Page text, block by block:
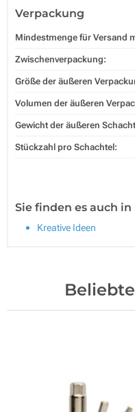
Verpackung
Mindestmenge für Versand
Zwischenverpackung:
Größe der äußeren
Volumen der äußeren
Gewicht der äußeren
Stückzahl pro Schachtel:
Sie finden es auch in
Kreative Ideen